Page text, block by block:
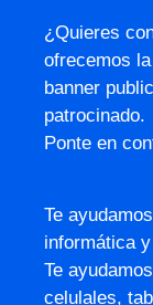
¿Quieres
ofrecemos
banner
patrocinado.
Ponte en
Te
informática
Te
celulales,